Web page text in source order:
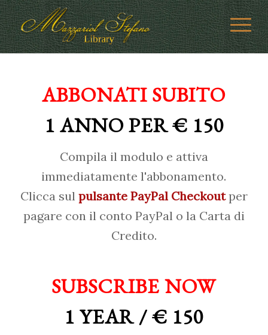
ABBONATI SUBITO
1 ANNO PER € 150
Compila il modulo e attiva
immediatamente l'abbonamento.
Clicca sul pulsante PayPal Checkoutper
pagare con il conto PayPal o la Carta di
Credito.
SUBSCRIBE NOW
1 YEAR / € 150